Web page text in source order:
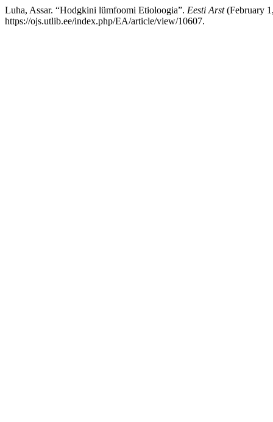
Luha, Assar. “Hodgkini lümfoomi Etioloogia”. Eesti Arst(February
https://ojs.utlib.ee/index.php/EA/article/view/10607.